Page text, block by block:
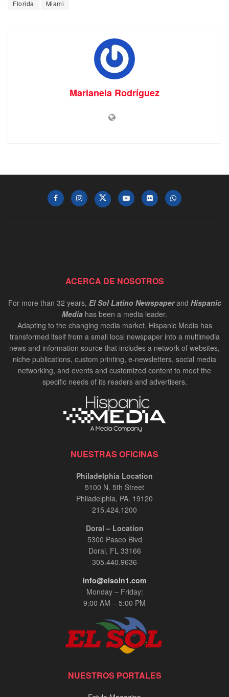
Florida
Miami
Marianela Rodríguez
ACERCA DE NOSOTROS
For more than 32 years, El Sol Latino Newspaperand Hispanic
Media has been a media leader.
Adapting to the changing media market, Hispanic Media has
transformed itself from a small local newspaper into a multimedia
news and information source that includes a network of websites,
niche publications, custom printing, e-newsletters, social media
networking, and events and customized content to meet the
specific needs of its readers and advertisers.
NUESTRAS OFICINAS
Philadelphia Location
5100 N. 5th Street
Philadelphia, PA. 19120
215.424.1200
Doral – Location
5300 Paseo Blvd
Doral, FL 33166
305.440.9636
info@elsoln1.com
Monday – Friday:
9:00 AM – 5:00 PM
NUESTROS PORTALES